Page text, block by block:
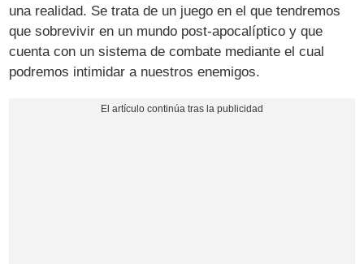
una realidad. Se trata de un juego en el que tendremos
que sobrevivir en un mundo post-apocalíptico y que
cuenta con un sistema de combate mediante el cual
podremos intimidar a nuestros enemigos.